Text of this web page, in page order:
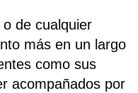
de cualquier
más en un largo
como sus
acompañados por